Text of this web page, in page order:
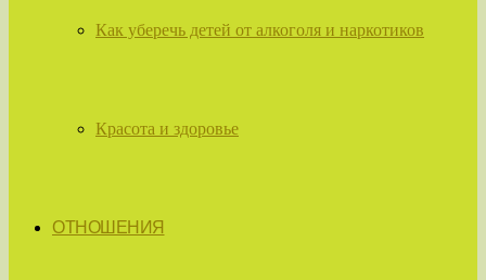
Как уберечь детей от алкоголя и наркотиков
Красота и здоровье
ОТНОШЕНИЯ